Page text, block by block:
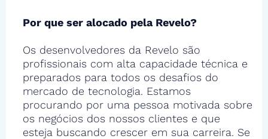
Por que ser alocado pela Revelo?
Os desenvolvedores da Revelo são
profissionais com alta capacidade técnica e
preparados para todos os desafios do
mercado de tecnologia. Estamos
procurando por uma pessoa motivada sobre
os negócios dos nossos clientes e que
esteja buscando crescer em sua carreira. Se